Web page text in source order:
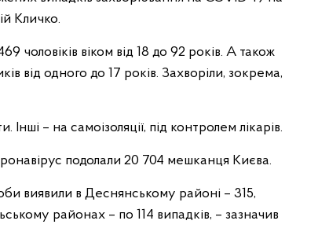
Кличко.
чоловіків віком від 18 до 92 рокiв. А також
від одного до 17 років. Захворіли, зокрема,
Інші – на самоізоляції, під контролем лікарів.
подолали 20 704 мешканця Києва.
виявили в Деснянському районі – 315,
районах – по 114 випадків, – зазначив